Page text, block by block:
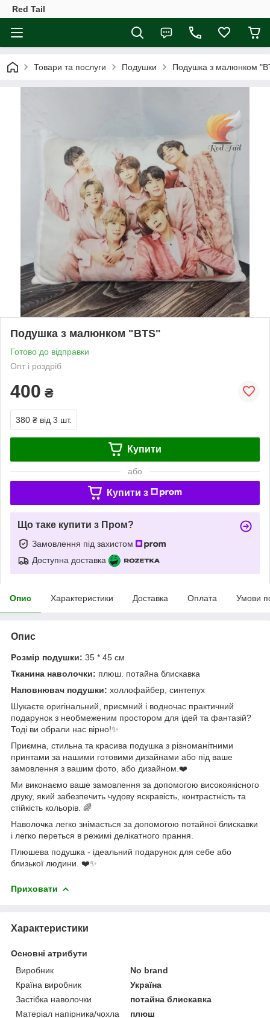
Red Tail
Товари та послуги Подушки Подушка з малюнком
Подушка з малюнком "BTS"
Готово до відправки
Опт і роздріб
400 ₴
380 ₴ від 3 шт.
Купити
або
Купити з
Що таке купити з Пром?
Замовлення під захистом
Доступна доставка
Опис Характеристики Доставка Оплата Умови
Опис
Розмір подушки: 35 * 45 см
Тканина наволочки: плюш. потайна блискавка
Наповнювач подушки: холлофайбер, синтепух
Шукаєте оригінальний, приємний і водночас практичний
подарунок з необмеженим простором для ідей та фантазій?
Тоді ви обрали нас вірно!✨
Приємна, стильна та красива подушка з різноманітними
принтами за нашими готовими дизайнами або під ваше
замовлення з вашим фото, або дизайном.❤️
Ми виконаємо ваше замовлення за допомогою високоякісного
друку, який забезпечить чудову яскравість, контрастність та
стійкість кольорів. 🌈
Наволочка легко знімається за допомогою потайної блискавки
і легко переться в режимі делікатного прання.
Плюшева подушка - ідеальний подарунок для себе або
близької людини. ❤️✨
Приховати
Характеристики
Основні атрибути
Виробник
No brand
Країна виробник
Україна
Застібка наволочки
потайна блискавка
Матеріал напірника/чохла
плюш